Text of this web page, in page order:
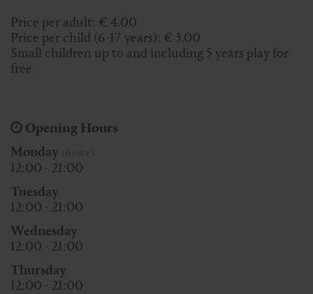
Price per adult: € 4.00
Price per child (6-17 years): € 3.00
Small children up to and including 5 years play for
free.
Opening Hours
Monday
12:00 - 21:00
Tuesday
12:00 - 21:00
Wednesday
12:00 - 21:00
Thursday
12:00 - 21:00